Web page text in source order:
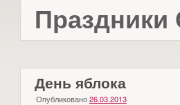
День яблока
Опубликовано 26.03.2013